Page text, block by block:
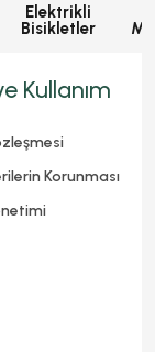
Elektrikli
Bisikletler
Kullanım
Korunması